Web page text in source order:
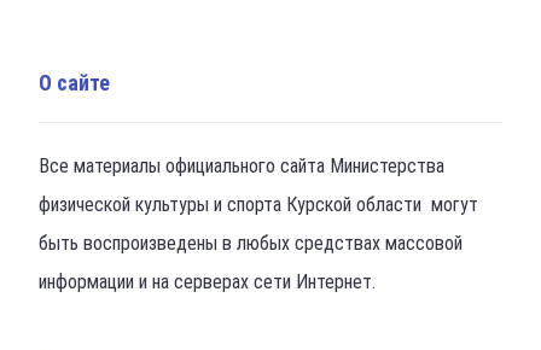
О сайте
Все материалы официального сайта Министерства
физической культуры и спорта Курской области могут
быть воспроизведены в любых средствах массовой
информации и на серверах сети Интернет.